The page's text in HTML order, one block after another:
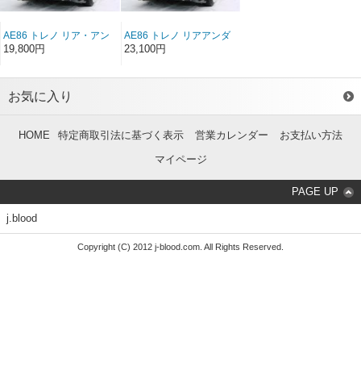
AE86 トレノ リア・アン
ダースポイラー FRP（後
19,800円
AE86 トレノ リアアンダ
ースポイラー ソフト
23,100円
お気に入り
HOME 特定商取引法に基づく表示 営業カレンダー
お支払い方法
マイページ
PAGE UP
j.blood
Copyright (C) 2012 j-blood.com. All Rights Reserved.